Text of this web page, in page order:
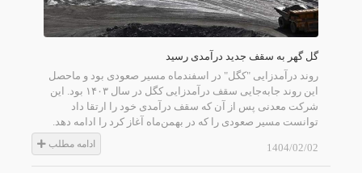
گل گهر به سقف جدید درآمدی رسید
روند درآمدزایی "کگل" در اسفندماه مسیر صعودی بود و ماحصل
این روند جابه‌جایی سقف درآمدزایی کگل در سال ۱۴۰۳ بود. این
شرکت معدنی پس از آن که سقف درآمدی خود را ارتقا داد
توانست مسیر صعودی را که در بهمن‌ماه آغاز کرد را ادامه دهد.
1404/02/02 ادامه مطلب